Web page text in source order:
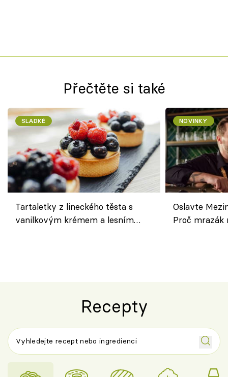
Přečtěte si také
SLADKÉ
Tartaletky z lineckého těsta s
vanilkovým krémem a lesním
NOVINKY
Oslavte
Proč
Recepty